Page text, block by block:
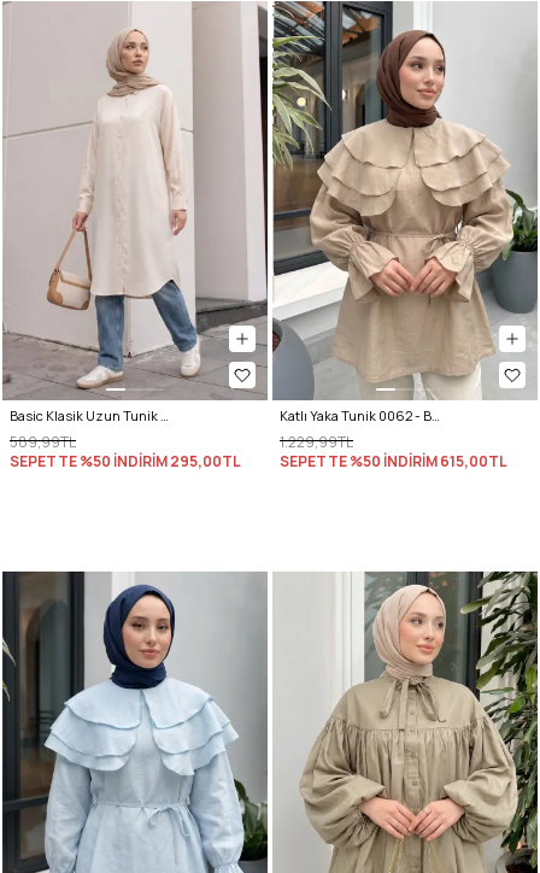
Basic Klasik Uzun Tunik 4061 - BEJ
589,99TL
SEPETTE %50 İNDİRİM295,00TL
Katlı Yaka Tunik 0062 - BEJ
1.229,99TL
SEPETTE %50 İNDİRİM615,00TL